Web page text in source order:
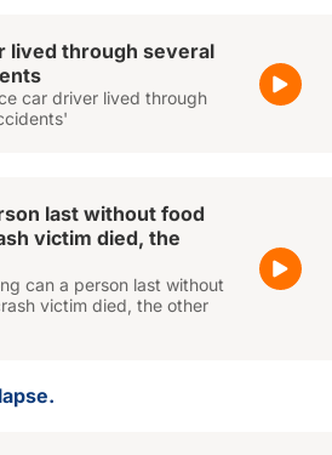
lived through several
car driver lived through
last without food
victim died, the
can a person last without
victim died, the other